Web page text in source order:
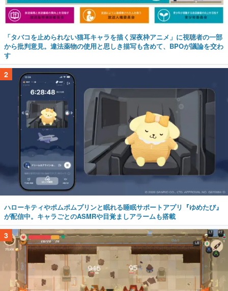
「タバコを止められない猫耳キャラを描く深夜枠アニメ」に視聴者の一部
から批判意見。違法薬物の使用と思しき描写も含めて、BPOが議論を交わ
す
2
ハローキティやポムポムプリンと眠れる睡眠サポートアプリ『ゆめたび』
が配信中。キャラごとのASMRや目覚ましアラームも搭載
3